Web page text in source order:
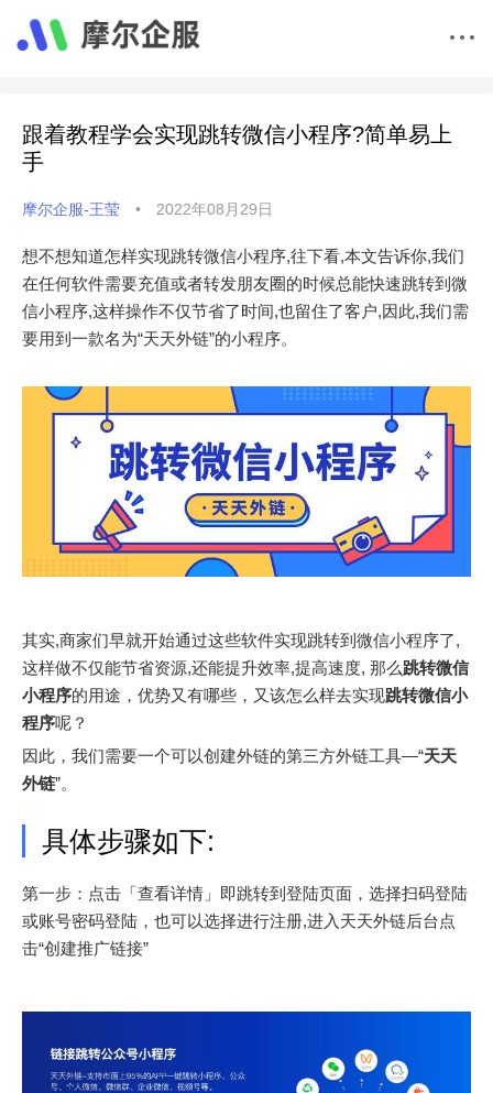
跟着教程学会实现跳转微信小程序?简单易上
手
摩尔企服-王莹 • 2022年08月29日
想不想知道怎样实现跳转微信小程序,往下看,本文告诉你,我们
在任何软件需要充值或者转发朋友圈的时候总能快速跳转到微
信小程序,这样操作不仅节省了时间,也留住了客户,因此,我们需
要用到一款名为“天天外链”的小程序。
其实,商家们早就开始通过这些软件实现跳转到微信小程序了,
这样做不仅能节省资源,还能提升效率,提高速度, 那么跳转微信
小程序的用途，优势又有哪些，又该怎么样去实现跳转微信小
程序呢？
因此，我们需要一个可以创建外链的第三方外链工具—“天天
外链”。
具体步骤如下:
第一步：点击「查看详情」即跳转到登陆页面，选择扫码登陆
或账号密码登陆，也可以选择进行注册,进入天天外链后台点
击“创建推广链接”